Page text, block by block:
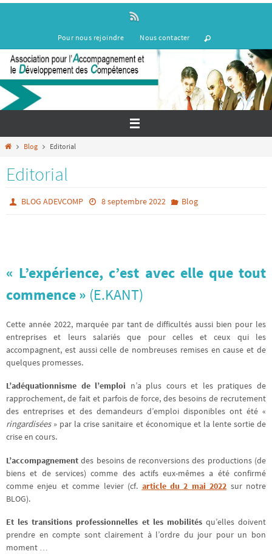
contenu
Pour nous rejoindre Nous contacter
HomeBlog Editorial
Editorial
BLOG ADEVCOMP 8 septembre 2022 Blog
« L’expérience, c’est avec elle que tout
commence » (E.KANT)
Cette année 2022, marquée par tant de difficultés aussi bien pour les
entreprises et leurs salariés que pour celles et ceux qui les
accompagnent, est aussi celle de nombreuses remises en cause et de
quelques promesses.
L’adéquationnisme de l’emploi n’a plus cours et les pratiques de
rapprochement, de fait et parfois de force, des besoins de recrutement
des entreprises et des demandeurs d’emploi disponibles ont été «
ringardisées » par la crise sanitaire et économique et la lente sortie de
crise en cours.
L’accompagnementdes besoins de reconversions des productions (de
biens et de services) comme des actifs eux-mêmes a été confirmé
comme enjeu et comme levier (cf. article du 2 mai 2022 sur notre
BLOG).
Et les transitions professionnelles et les mobilitésqu’elles doivent
prendre en compte sont clairement à l’ordre du jour pour un bon
moment …